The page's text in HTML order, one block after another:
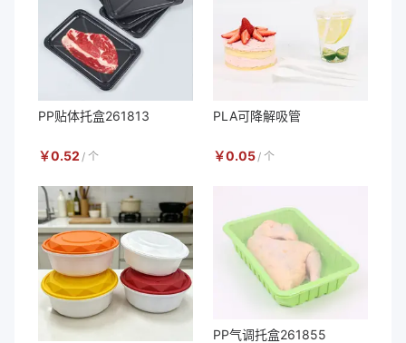
PP贴体托盒261813
￥0.52 / 个
PLA可降解吸管
￥0.05/ 个
PP气调托盒261855